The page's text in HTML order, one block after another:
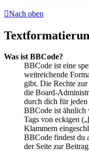
Nach oben
Was ist BBCode?
BBCode ist eine
weitreichende
gibt. Die Rechte
die Board-
durch dich für
BBCode ist ähnlich
Tags von eckigen
Klammern
BBCode findest du
der Seite zur